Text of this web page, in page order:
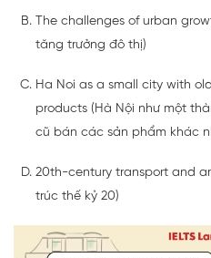
The challenges of urban
tăng trưởng đô thị)
Ha Noi as a small city with
products (Hà Nội như một
cũ bán các sản phẩm khác
20th-century transport and
trúc thế kỷ 20)